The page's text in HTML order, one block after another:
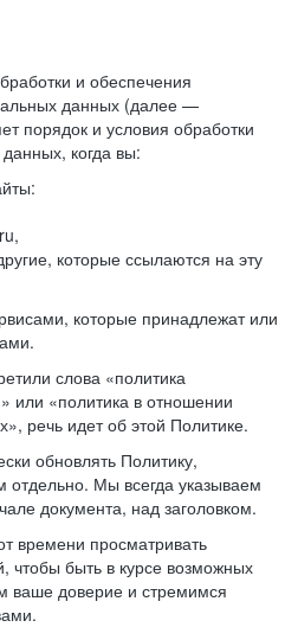
и обеспечения
данных (далее —
порядок и условия обработки
когда вы:
которые ссылаются на эту
которые принадлежат или
слова «политика
или «политика в отношении
речь идет об этой Политике.
обновлять Политику,
отдельно. Мы всегда указываем
документа, над заголовком.
времени просматривать
чтобы быть в курсе возможных
ваше доверие и стремимся